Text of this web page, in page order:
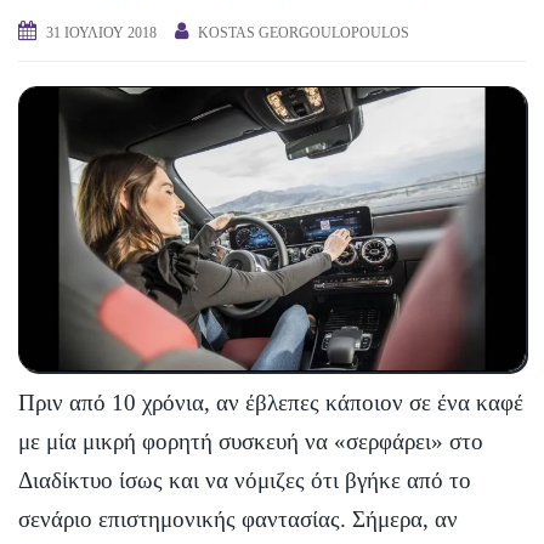
31 ΙΟΥΛΊΟΥ 2018 KOSTAS GEORGOULOPOULOS
Πριν από 10 χρόνια, αν έβλεπες κάποιον σε ένα καφέ
με μία μικρή φορητή συσκευή να «σερφάρει» στο
Διαδίκτυο ίσως και να νόμιζες ότι βγήκε από το
σενάριο επιστημονικής φαντασίας. Σήμερα, αν